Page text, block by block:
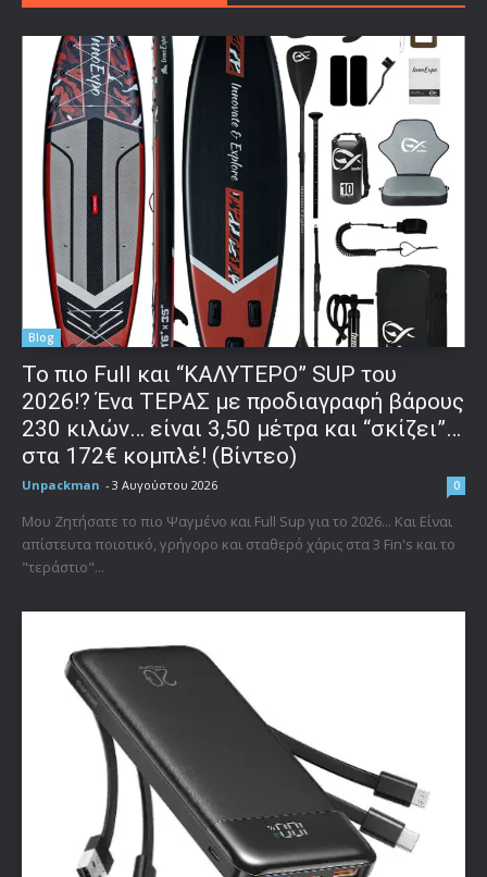
Blog
To πιο Full και “ΚΑΛΥΤΕΡΟ” SUP του
2026!? Ένα ΤΕΡΑΣ με προδιαγραφή βάρους
230 κιλών… είναι 3,50 μέτρα και “σκίζει”…
στα 172€ κομπλέ! (Βίντεο)
Unpackman - 3 Αυγούστου 2026 0
Μου Ζητήσατε το πιο Ψαγμένο και Full Sup για το 2026... Και Είναι
απίστευτα ποιοτικό, γρήγορο και σταθερό χάρις στα 3 Fin's και το
"τεράστιο"...